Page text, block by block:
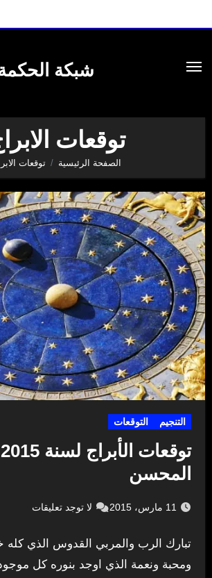
شبكة
توقعات
الصفحة الرئيسية توقعات
التنجيم التوقعات
المحسن
11 مارس، 2015 لا توجد تعليقات
تبارك الرب والمربي القدوس الذي كله
ومحبة ونعمة الذي اوجد بنوره كل